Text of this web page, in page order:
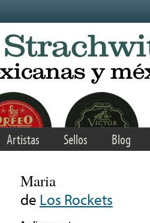
Artistas Sellos Blog
Maria
de Los Rockets